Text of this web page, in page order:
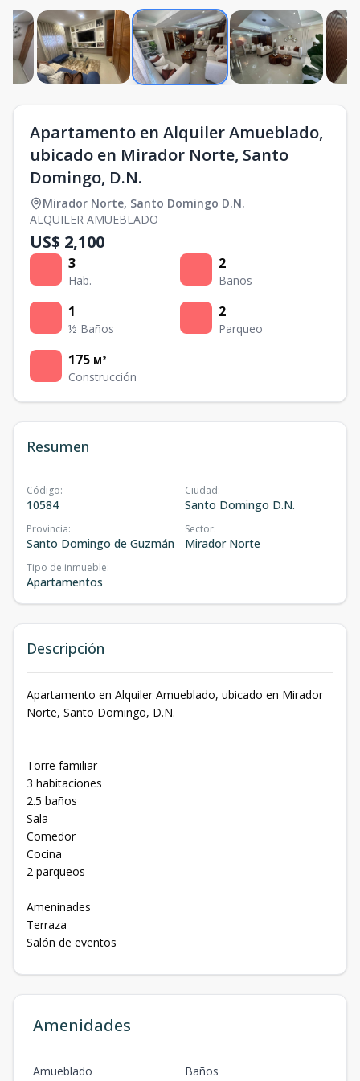
Apartamento en Alquiler Amueblado,
ubicado en Mirador Norte, Santo
Domingo, D.N.
Mirador Norte, Santo Domingo D.N.
ALQUILER AMUEBLADO
US$ 2,100
3
Hab.
2
Baños
1
½ Baños
2
Parqueo
175 M²
Construcción
Resumen
Código:
10584
Ciudad:
Santo Domingo D.N.
Provincia:
Santo Domingo de Guzmán
Sector:
Mirador Norte
Tipo de inmueble:
Apartamentos
Descripción
Apartamento en Alquiler Amueblado, ubicado en Mirador
Norte, Santo Domingo, D.N.
Torre familiar
3 habitaciones
2.5 baños
Sala
Comedor
Cocina
2 parqueos
Ameninades
Terraza
Salón de eventos
Amenidades
Amueblado Baños